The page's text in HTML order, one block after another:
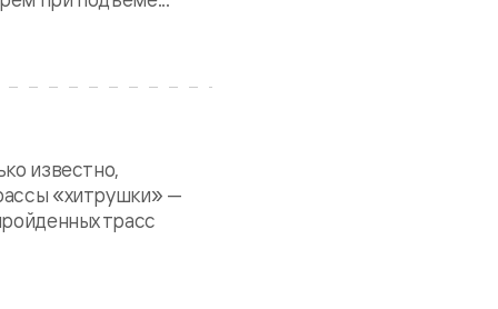
известно,
«хитрушки» —
трасс